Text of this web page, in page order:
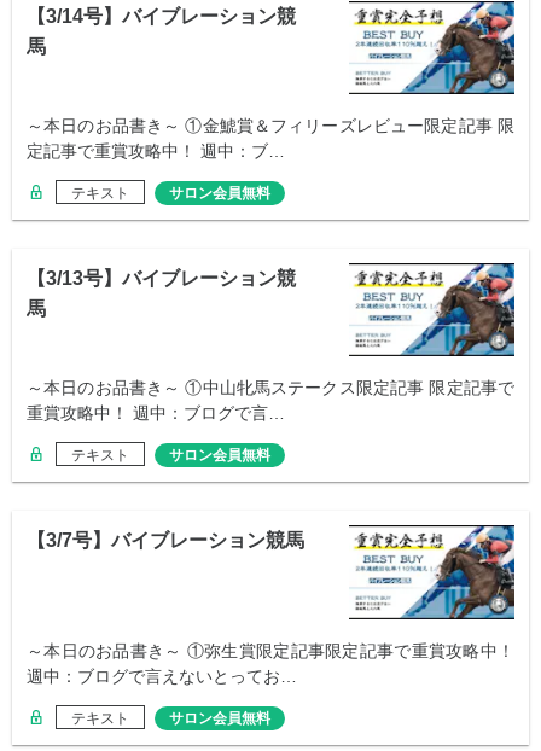
【3/14号】バイブレーション競
馬
～本日のお品書き～ ①金鯱賞＆フィリーズレビュー限定記事 限
定記事で重賞攻略中！ 週中：ブ…
テキスト サロン会員無料
【3/13号】バイブレーション競
馬
～本日のお品書き～ ①中山牝馬ステークス限定記事 限定記事で
重賞攻略中！ 週中：ブログで言…
テキスト サロン会員無料
【3/7号】バイブレーション競馬
～本日のお品書き～ ①弥生賞限定記事限定記事で重賞攻略中！
週中：ブログで言えないとってお…
テキスト サロン会員無料